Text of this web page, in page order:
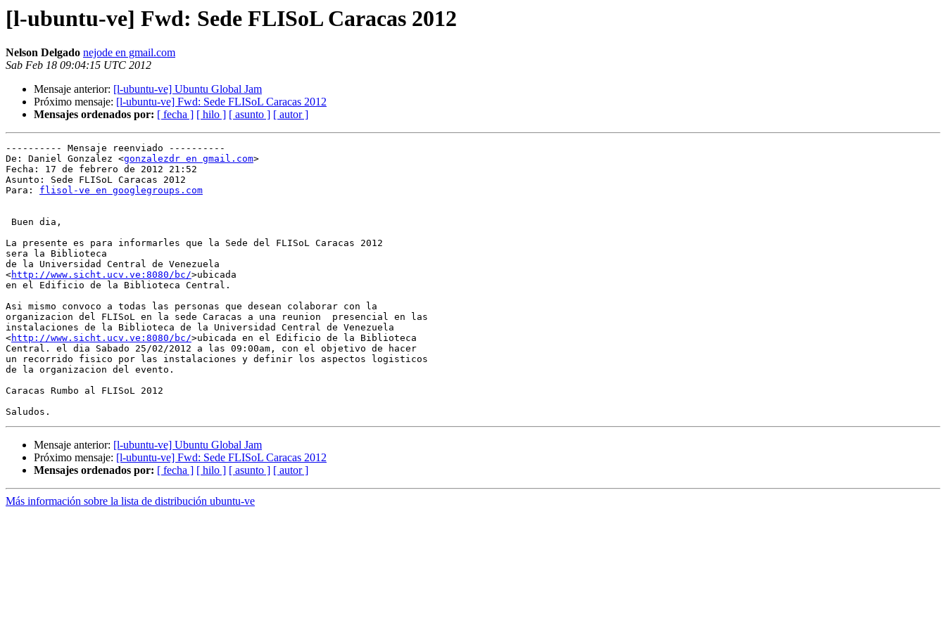
[l-ubuntu-ve] Fwd: Sede FLISoL Caracas 2012
Nelson Delgado nejode en gmail.com
Sab Feb 18 09:04:15 UTC 2012
Mensaje anterior: [l-ubuntu-ve] Ubuntu Global Jam
Próximo mensaje: [l-ubuntu-ve] Fwd: Sede FLISoL Caracas 2012
Mensajes ordenados por: [ fecha ] [ hilo ] [ asunto ] [ autor ]
---------- Mensaje reenviado ----------
De: Daniel Gonzalez <gonzalezdr en gmail.com>
Fecha: 17 de febrero de 2012 21:52
Asunto: Sede FLISoL Caracas 2012
Para: flisol-ve en googlegroups.com
La presente es para informarles que la Sede del FLISoL Caracas 2012
sera la Biblioteca
de la Universidad Central de Venezuela
<http://www.sicht.ucv.ve:8080/bc/>ubicada
en el Edificio de la Biblioteca Central.
Asi mismo convoco a todas las personas que desean colaborar con la
organizacion del FLISoL en la sede Caracas a una reunion  presencial en las
instalaciones de la Biblioteca de la Universidad Central de Venezuela
<http://www.sicht.ucv.ve:8080/bc/>ubicada en el Edificio de la Biblioteca
Central. el dia Sabado 25/02/2012 a las 09:00am, con el objetivo de hacer
un recorrido fisico por las instalaciones y definir los aspectos logisticos
de la organizacion del evento.
Caracas Rumbo al FLISoL 2012
Mensaje anterior: [l-ubuntu-ve] Ubuntu Global Jam
Próximo mensaje: [l-ubuntu-ve] Fwd: Sede FLISoL Caracas 2012
Mensajes ordenados por: [ fecha ] [ hilo ] [ asunto ] [ autor ]
Más información sobre la lista de distribución ubuntu-ve